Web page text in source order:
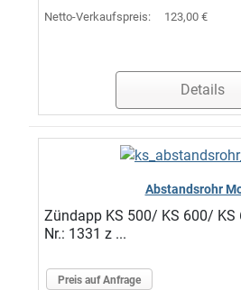
Netto-Verkaufspreis: 123,00 €
Details
Abstandsrohr
Zündapp KS 500/ KS 600/ KS
Nr.: 1331 z ...
Preis auf Anfrage